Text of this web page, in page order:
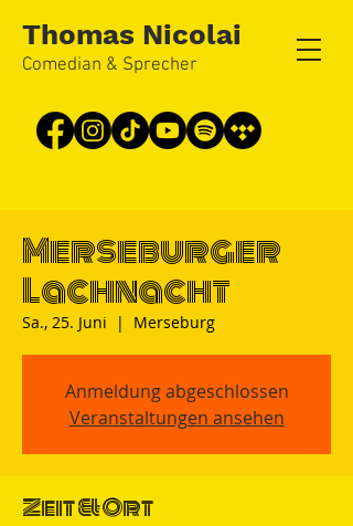
Thomas Nicolai
Comedian & Sprecher
Merseburger
Lachnacht
Sa., 25. Juni
  |
Merseburg
Anmeldung abgeschlossen
Veranstaltungen ansehen
Zeit & Ort